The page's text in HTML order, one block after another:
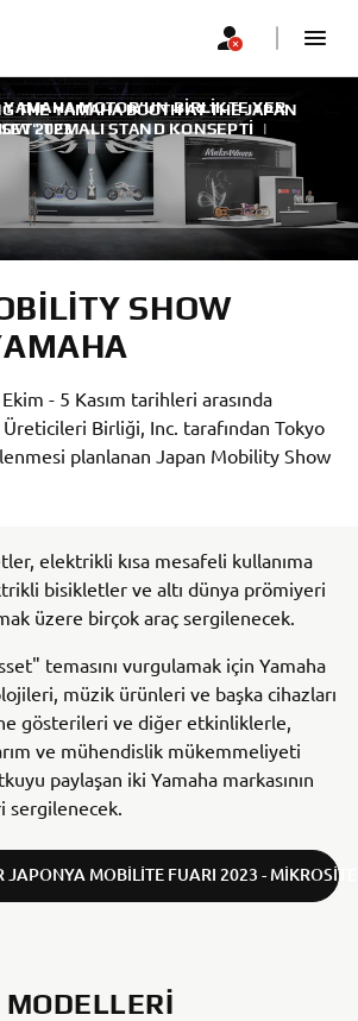
THE YAMAHA BOOTH AT THE JAPAN
2023
MOTOR’UN BIRLIKTE YER
TEMALI STAND KONSEPTI |
SHOW
- 5 Kasım tarihleri arasında
Birliği, Inc. tarafından Tokyo
planlanan Japan Mobility Show
elektrikli kısa mesafeli kullanıma
bisikletler ve altı dünya prömiyeri
üzere birçok araç sergilenecek.
temasını vurgulamak için Yamaha
müzik ürünleri ve başka cihazları
gösterileri ve diğer etkinliklerle,
ve mühendislik mükemmeliyeti
paylaşan iki Yamaha markasının
sergilenecek.
MOBILITE FUARI 2023 -